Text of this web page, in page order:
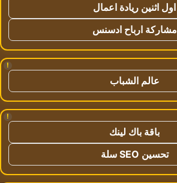
اول اثنين ريادة اعمال
مشاركة ارباح ادسنس
!
عالم الشباب
!
باقة باك لينك
تحسين SEO سلة